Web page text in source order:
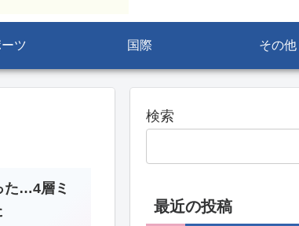
ツ 国際 その他
た…4層ミ
検索
最近の投稿